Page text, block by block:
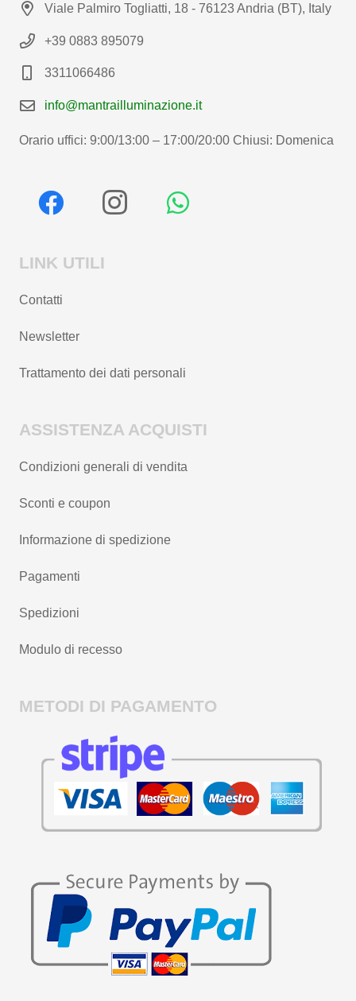
Viale Palmiro Togliatti, 18 - 76123 Andria (BT), Italy
+39 0883 895079
3311066486
info@mantrailluminazione.it
Orario uffici: 9:00/13:00 – 17:00/20:00 Chiusi: Domenica
LINK UTILI
Contatti
Newsletter
Trattamento dei dati personali
ASSISTENZA ACQUISTI
Condizioni generali di vendita
Sconti e coupon
Informazione di spedizione
Pagamenti
Spedizioni
Modulo di recesso
METODI DI PAGAMENTO